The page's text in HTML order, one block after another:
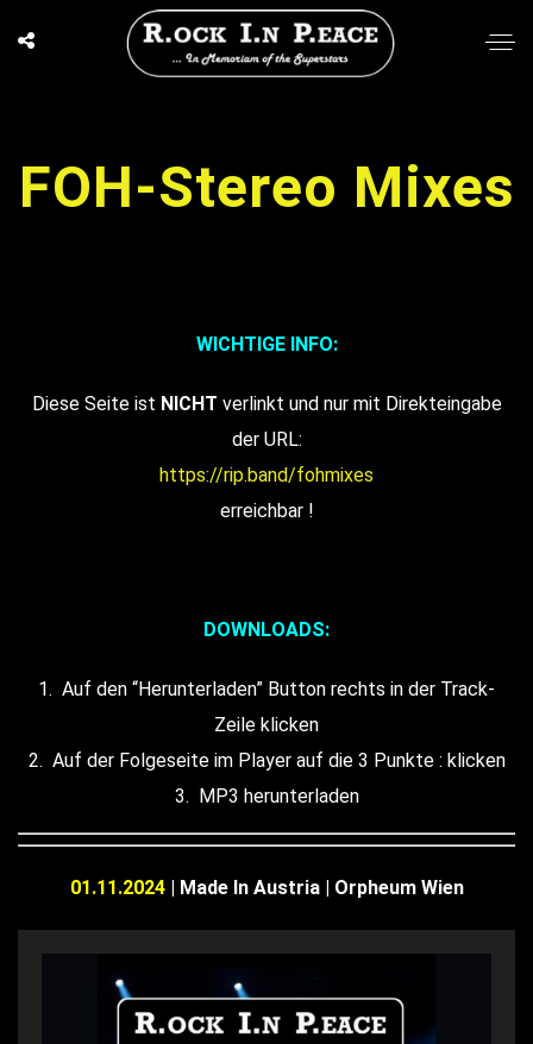
FOH-Stereo Mixes
WICHTIGE INFO:
Diese Seite ist NICHT verlinkt und nur mit Direkteingabe
der URL:
https://rip.band/fohmixes
erreichbar !
DOWNLOADS:
Auf den “Herunterladen” Button rechts in der Track-
Zeile klicken
Auf der Folgeseite im Player auf die 3 Punkte : klicken
MP3 herunterladen
01.11.2024| Made In Austria | Orpheum Wien